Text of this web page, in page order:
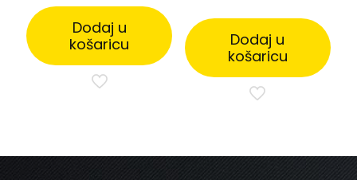
Dodaj u
košaricu
bila
je:
3.025,00 €.
Dodaj u
košaricu